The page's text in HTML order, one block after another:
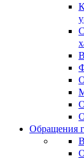
Обращения